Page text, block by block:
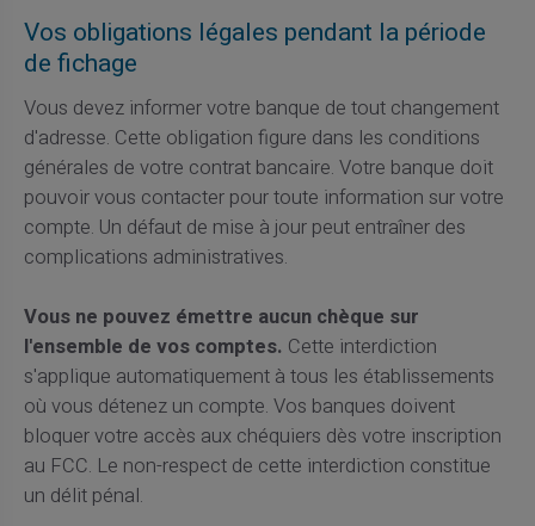
Vos obligations légales pendant la période
de fichage
Vous devez informer votre banque de tout changement
d'adresse. Cette obligation figure dans les conditions
générales de votre contrat bancaire. Votre banque doit
pouvoir vous contacter pour toute information sur votre
compte. Un défaut de mise à jour peut entraîner des
complications administratives.
Vous ne pouvez émettre aucun chèque sur
l'ensemble de vos comptes. Cette interdiction
s'applique automatiquement à tous les établissements
où vous détenez un compte. Vos banques doivent
bloquer votre accès aux chéquiers dès votre inscription
au FCC. Le non-respect de cette interdiction constitue
un délit pénal.